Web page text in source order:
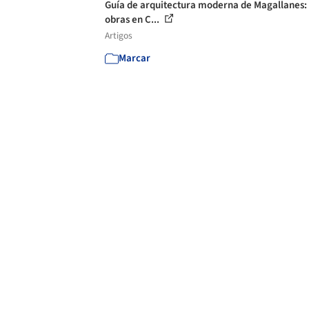
Guía de arquitectura moderna de Magallanes:
obras en C...
Artigos
Marcar